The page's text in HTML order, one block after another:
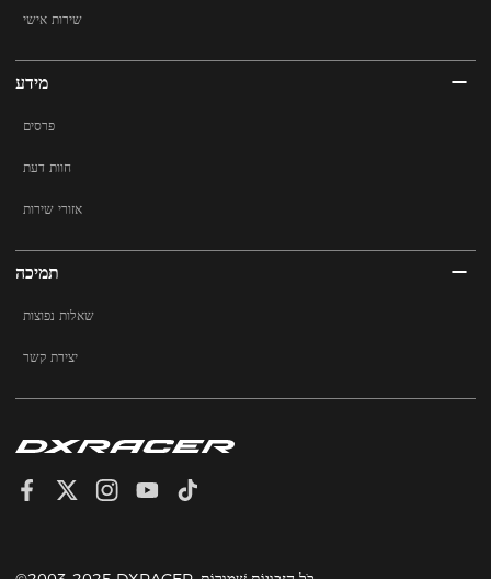
שירות אישי
מידע
פרסים
חוות דעת
אזורי שירות
תמיכה
שאלות נפוצות
יצירת קשר